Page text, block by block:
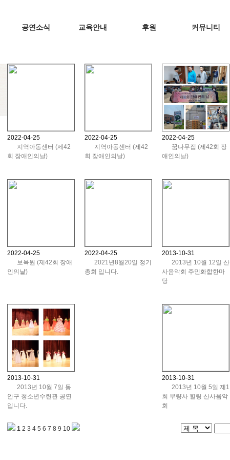
공연소식 교육안내 후원 커뮤니티
2022-04-25
지역아동센터 (제42
회 장애인의날)
2022-04-25
지역아동센터 (제42
회 장애인의날)
2022-04-25
꿈나무집 (제42회 장
애인의날)
2022-04-25
보육원 (제42회 장애
인의날)
2022-04-25
2021년8월20일 정기
총회 입니다.
2013-10-31
2013년 10월 12일 산
사음악회 주민화합한마
당
2013-10-31
2013년 10월 7일 동
안구 청소년수련관 공연
입니다.
2013-10-31
2013년 10월 5일 제1
회 무량사 힐링 산사음악
회
1 2 3 4 5 6 7 8 9 10